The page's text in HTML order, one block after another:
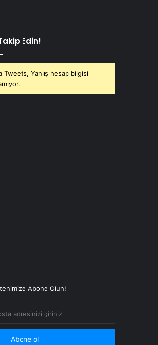
Edin!
Tweets, Yanlış hesap bilgisi
Abone Olun!